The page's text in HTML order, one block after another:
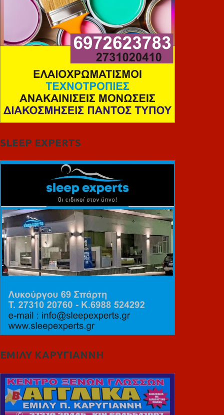
SLEEP EXPERTS
ΕΜΙΛΥ ΚΑΡΥΓΙΑΝΝΗ